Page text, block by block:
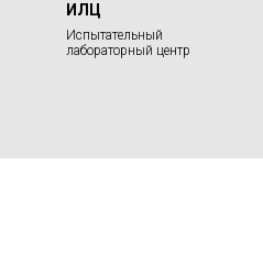
ИЛЦ
Испытательный
лабораторный центр